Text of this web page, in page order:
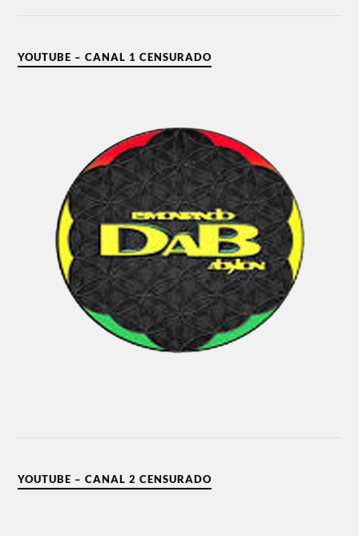
YOUTUBE – CANAL 1 CENSURADO
YOUTUBE – CANAL 2 CENSURADO